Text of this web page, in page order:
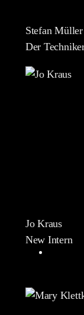
Stefan Müller
Der
Jo Kraus
New Intern